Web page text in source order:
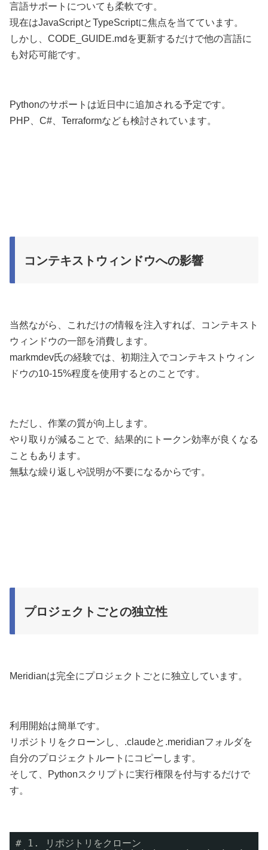
言語サポートについても柔軟です。
現在はJavaScriptとTypeScriptに焦点を当てています。
しかし、CODE_GUIDE.mdを更新するだけで他の言語に
も対応可能です。
Pythonのサポートは近日中に追加される予定です。
PHP、C#、Terraformなども検討されています。
コンテキストウィンドウへの影響
当然ながら、これだけの情報を注入すれば、コンテキスト
ウィンドウの一部を消費します。
markmdev氏の経験では、初期注入でコンテキストウィン
ドウの10-15%程度を使用するとのことです。
ただし、作業の質が向上します。
やり取りが減ることで、結果的にトークン効率が良くなる
こともあります。
無駄な繰り返しや説明が不要になるからです。
プロジェクトごとの独立性
Meridianは完全にプロジェクトごとに独立しています。
利用開始は簡単です。
リポジトリをクローンし、.claudeと.meridianフォルダを
自分のプロジェクトルートにコピーします。
そして、Pythonスクリプトに実行権限を付与するだけで
す。
# 1. リポジトリをクローン